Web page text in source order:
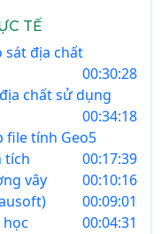
TẾ
sát địa chất
00:30:28
chất sử dụng
00:34:18
file tính Geo5
00:17:39
tích
00:10:16
vây
00:09:01
00:04:31